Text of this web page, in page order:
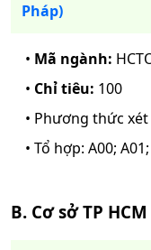
Pháp)
• Mã ngành:
• Chỉ tiêu: 100
• Phương thức
• Tổ hợp: A00;
B. Cơ sở TP HCM